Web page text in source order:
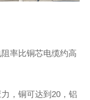
率比铜芯电缆约高
，铜可达到20，铝